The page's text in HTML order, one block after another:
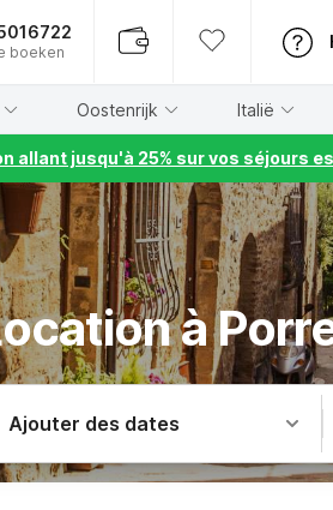
boeken
Oostenrijk Italië
allant jusqu'à 25% sur vos séjours
à
Ajouter des dates